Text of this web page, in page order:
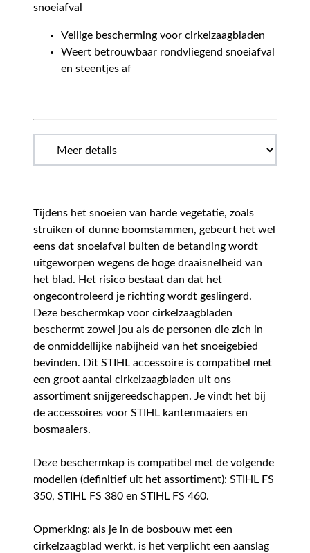
snoeiafval
Veilige bescherming voor cirkelzaagbladen
Weert betrouwbaar rondvliegend snoeiafval
en steentjes af
Tijdens het snoeien van harde vegetatie, zoals
struiken of dunne boomstammen, gebeurt het wel
eens dat snoeiafval buiten de betanding wordt
uitgeworpen wegens de hoge draaisnelheid van
het blad. Het risico bestaat dan dat het
ongecontroleerd je richting wordt geslingerd.
Deze beschermkap voor cirkelzaagbladen
beschermt zowel jou als de personen die zich in
de onmiddellijke nabijheid van het snoeigebied
bevinden. Dit STIHL accessoire is compatibel met
een groot aantal cirkelzaagbladen uit ons
assortiment snijgereedschappen. Je vindt het bij
de accessoires voor STIHL kantenmaaiers en
bosmaaiers.
Deze beschermkap is compatibel met de volgende
modellen (definitief uit het assortiment): STIHL FS
350, STIHL FS 380 en STIHL FS 460.
Opmerking: als je in de bosbouw met een
cirkelzaagblad werkt, is het verplicht een aanslag